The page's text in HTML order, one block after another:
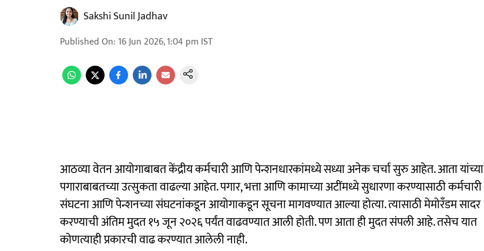
Sakshi Sunil Jadhav
Published On: 16 Jun 2026, 1:04 pm IST
आठव्या वेतन आयोगाबाबत केंद्रीय कर्मचारी आणि पेन्शनधारकांमध्ये सध्या अनेक चर्चा सुरु आहेत. आता यांच्या
पगाराबाबतच्या उत्सुकता वाढल्या आहेत. पगार, भत्ता आणि कामाच्या अटींमध्ये सुधारणा करण्यासाठी कर्मचारी
संघटना आणि पेन्शनच्या संघटनांकडून आयोगाकडून सूचना मागवण्यात आल्या होत्या. त्यासाठी मेमोरँडम सादर
करण्याची अंतिम मुदत १५ जून २०२६ पर्यंत वाढवण्यात आली होती. पण आता ही मुदत संपली आहे. तसेच यात
कोणत्याही प्रकारची वाढ करण्यात आलेली नाही.